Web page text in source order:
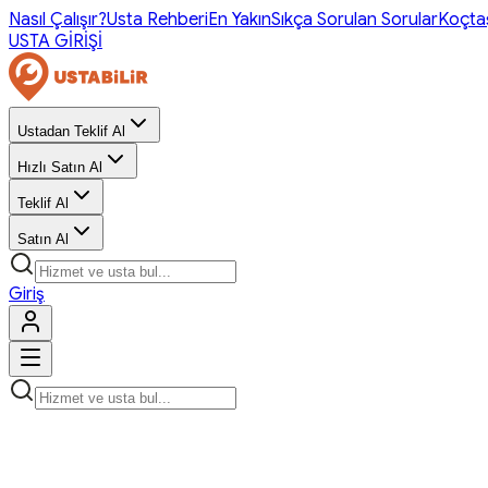
Nasıl Çalışır?Usta RehberiEn YakınSıkça Sorulan Sorular
USTA GİRİŞİ
Ustadan Teklif Al
Hızlı Satın Al
Teklif Al
Satın Al
Giriş